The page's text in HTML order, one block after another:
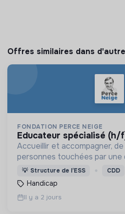
Offres similaires dans
FONDATION PERCE NEIGE
educateur spécialisé (h/
Accueillir et accompagner,
personnes touchées par
un handicap physique ou
💡 Structure de l’ESS CDD
Handicap
Il y a 2 jours